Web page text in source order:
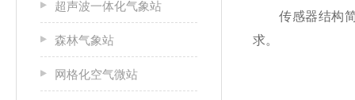
超声波一体化气象站
森林气象站
网格化空气微站
传感器结构简
求。